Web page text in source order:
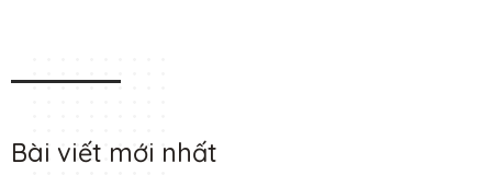
Bài viết mới nhất